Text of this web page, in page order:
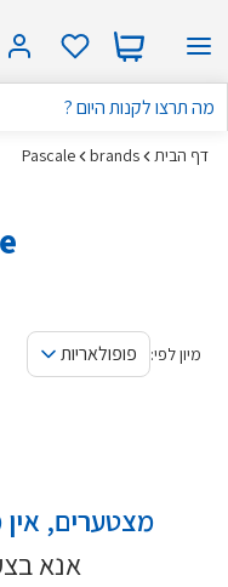
דף הבית brands
Pascale
מיון לפי: פופולאריות
מצטערים, אין
אנא